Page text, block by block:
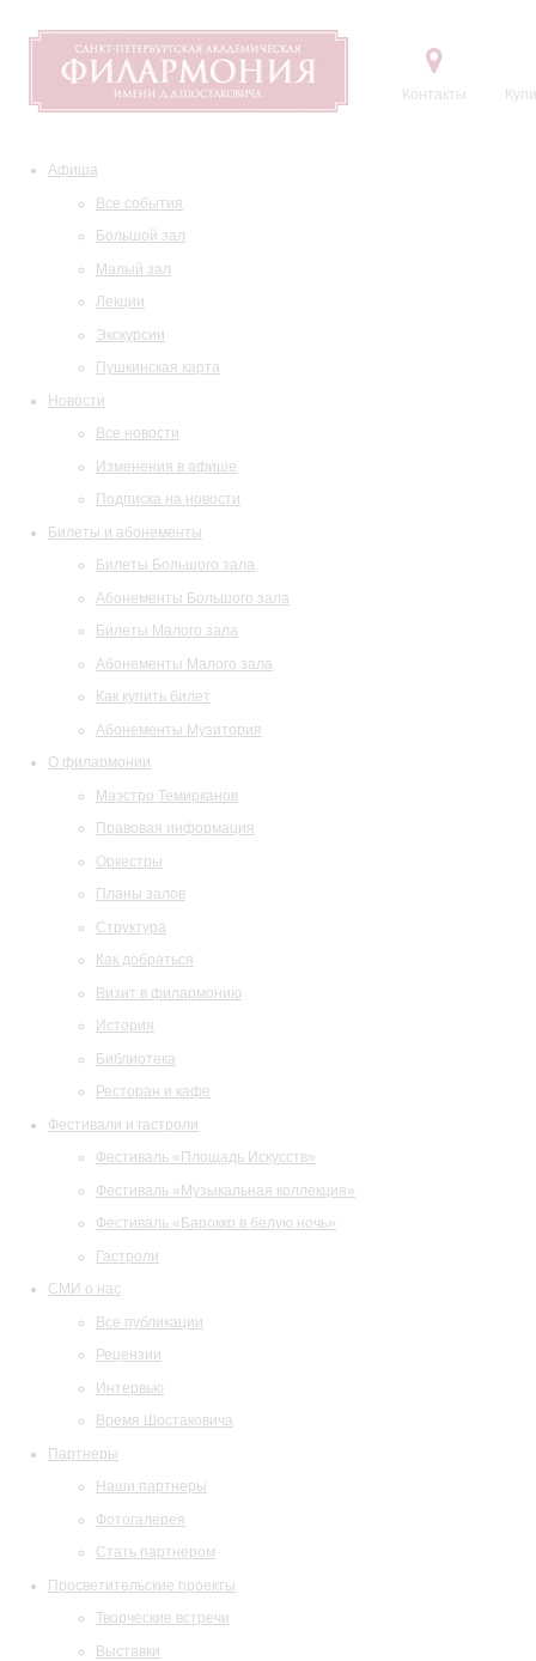
Контакты
Афиша
Все события
Большой зал
Малый зал
Лекции
Экскурсии
Пушкинская карта
Новости
Все новости
Изменения в афише
Подписка на новости
Билеты и абонементы
Билеты Большого зала
Абонементы Большого зала
Билеты Малого зала
Абонементы Малого зала
Как купить билет
Абонементы Музитория
О филармонии
Маэстро Темирканов
Правовая информация
Оркестры
Планы залов
Структура
Как добраться
Визит в филармонию
История
Библиотека
Ресторан и кафе
Фестивали и гастроли
Фестиваль «Площадь Искусств»
Фестиваль «Музыкальная коллекция»
Фестиваль «Барокко в белую ночь»
Гастроли
СМИ о нас
Все публикации
Рецензии
Интервью
Время Шостаковича
Партнеры
Наши партнеры
Фотогалерея
Стать партнером
Просветительские проекты
Творческие встречи
Выставки